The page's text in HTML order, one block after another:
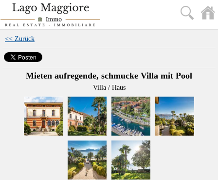
<< Zurück
Mieten aufregende, schmucke Villa mit Pool
Villa / Haus